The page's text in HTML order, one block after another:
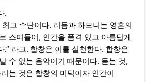
.
고 수단이다. 리듬과 하모니는 영혼의
스며들어, 인간을 품격 있고 아름답게
.” 라고. 합창은 이를 실천한다. 합창은
수 없는 음악이기 때문이다. 듣는 것,
는 것은 합창의 미덕이자 인간이